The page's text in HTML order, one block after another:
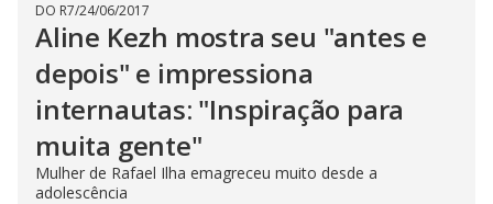
DO R7/24/06/2017
Aline Kezh mostra seu "antes e
depois" e impressiona
internautas: "Inspiração para
muita gente"
Mulher de Rafael Ilha emagreceu muito desde a
adolescência